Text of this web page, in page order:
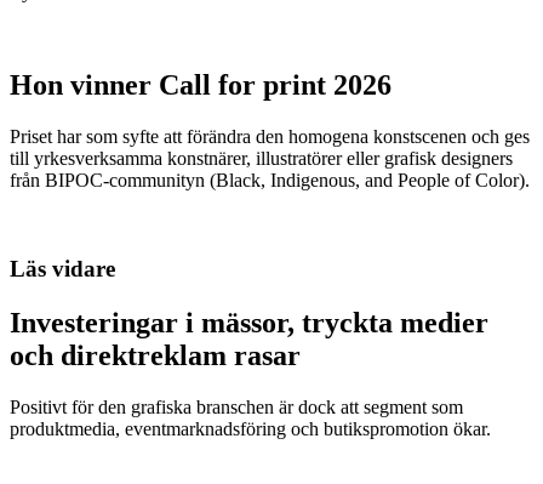
Hon vinner Call for print 2026
Priset har som syfte att förändra den homogena konstscenen och ges
till yrkesverksamma konstnärer, illustratörer eller grafisk designers
från BIPOC-communityn (Black, Indigenous, and People of Color).
Läs vidare
Investeringar i mässor, tryckta medier
och direktreklam rasar
Positivt för den grafiska branschen är dock att segment som
produktmedia, eventmarknadsföring och butikspromotion ökar.